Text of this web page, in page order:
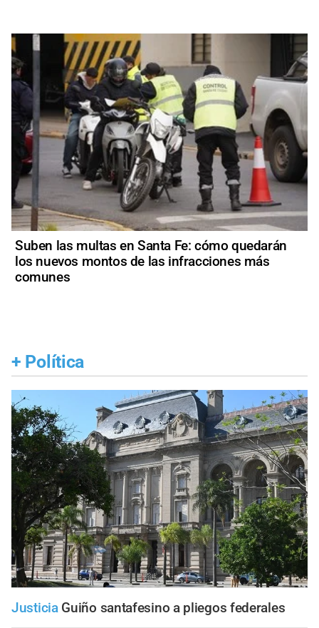
Suben las multas en Santa Fe: cómo quedarán
los nuevos montos de las infracciones más
comunes
+ Política
Justicia Guiño santafesino a pliegos federales